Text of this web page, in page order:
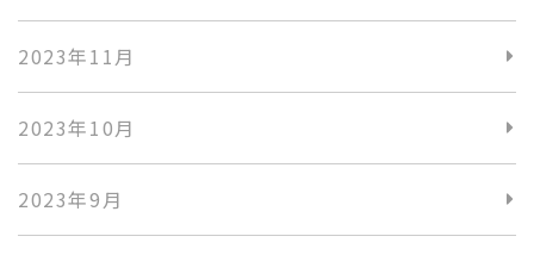
2023年11月
2023年10月
2023年9月